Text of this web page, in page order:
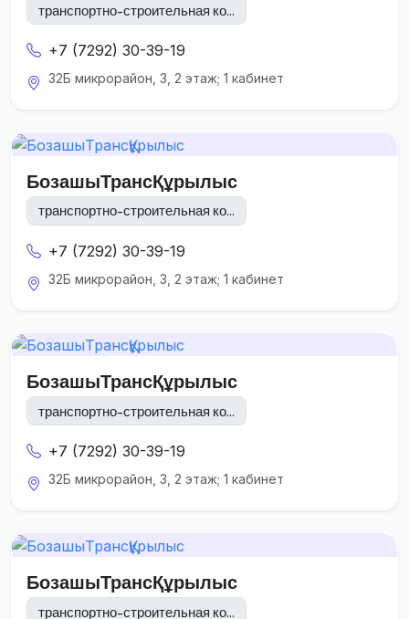
транспортно-строительная ко...
+7 (7292) 30-39-19
32Б микрорайон, 3, 2 этаж; 1 кабинет
БозашыТрансҚұрылыс
транспортно-строительная ко...
+7 (7292) 30-39-19
32Б микрорайон, 3, 2 этаж; 1 кабинет
БозашыТрансҚұрылыс
транспортно-строительная ко...
+7 (7292) 30-39-19
32Б микрорайон, 3, 2 этаж; 1 кабинет
БозашыТрансҚұрылыс
транспортно-строительная ко...